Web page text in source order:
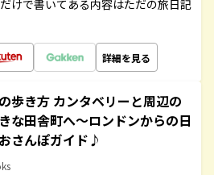
けで書いてある内容はただの旅日記
詳細を見る
歩き方 カンタベリーと周辺の
な田舎町へ～ロンドンからの日
さんぽガイド♪